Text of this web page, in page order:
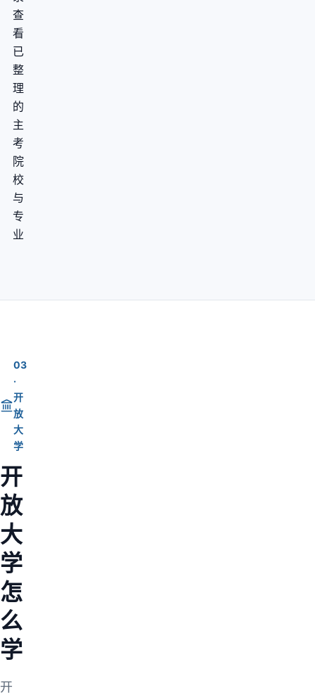
查
看
已
整
理
的
主
考
院
校
与
专
业
03
·
开
放
大
学
开
放
大
学
怎
么
学
开